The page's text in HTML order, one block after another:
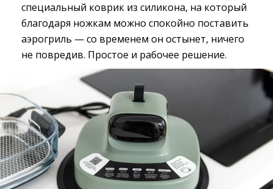
специальный коврик из силикона, на который
благодаря ножкам можно спокойно поставить
аэрогриль — со временем он остынет, ничего
не повредив. Простое и рабочее решение.